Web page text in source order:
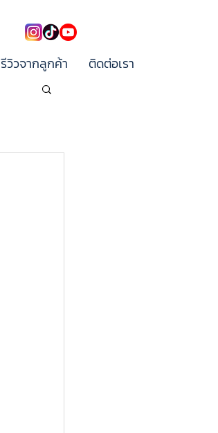
รีวิวจากลูกค้า ติดต่อเรา